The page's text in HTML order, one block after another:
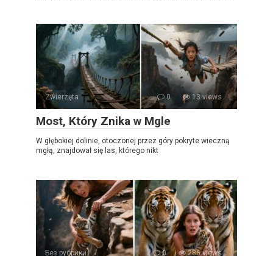
Zwierzęta 0 13 views
Most, Który Znika w Mgle
W głębokiej dolinie, otoczonej przez góry pokryte wieczną
mgłą, znajdował się las, którego nikt
Без рубрики 0 286 views